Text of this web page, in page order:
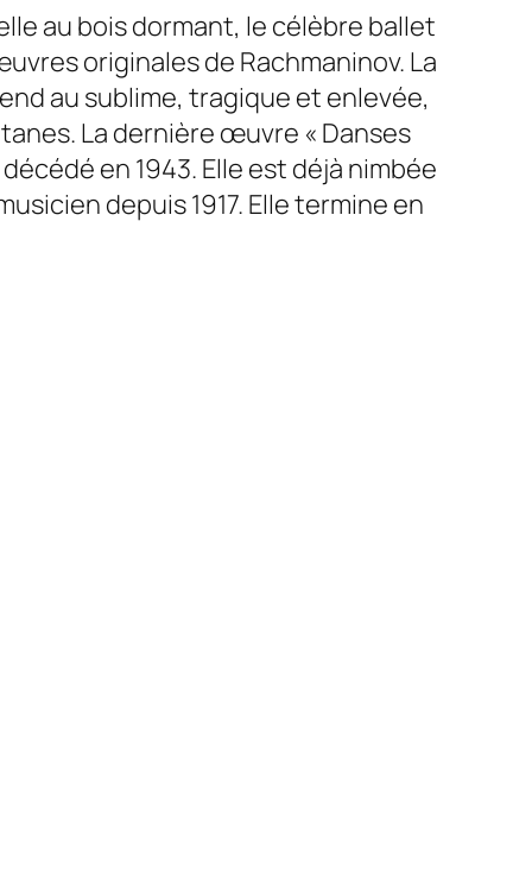
au bois dormant, le célèbre ballet
originales de Rachmaninov. La
au sublime, tragique et enlevée,
La dernière œuvre « Danses
en 1943. Elle est déjà nimbée
depuis 1917. Elle termine en